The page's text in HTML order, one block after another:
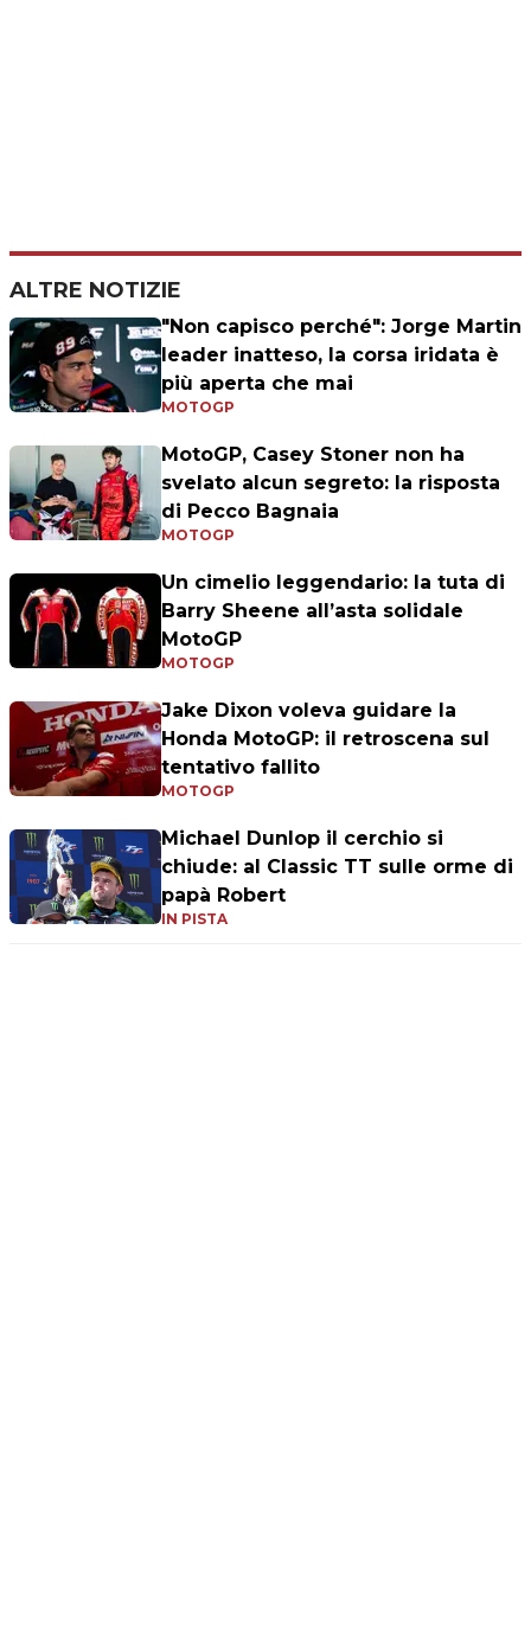
ALTRE NOTIZIE
"Non capisco perché": Jorge Martin
leader inatteso, la corsa iridata è
più aperta che mai
MOTOGP
MotoGP, Casey Stoner non ha
svelato alcun segreto: la risposta
di Pecco Bagnaia
MOTOGP
Un cimelio leggendario: la tuta di
Barry Sheene all’asta solidale
MotoGP
MOTOGP
Jake Dixon voleva guidare la
Honda MotoGP: il retroscena sul
tentativo fallito
MOTOGP
Michael Dunlop il cerchio si
chiude: al Classic TT sulle orme di
papà Robert
IN PISTA